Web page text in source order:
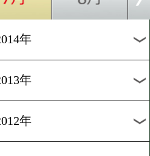
2022年
2020年